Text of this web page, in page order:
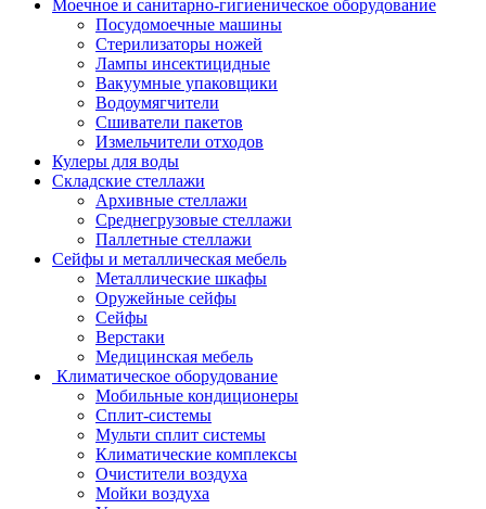
Моечное и санитарно-гигиеническое оборудование
Посудомоечные машины
Стерилизаторы ножей
Лампы инсектицидные
Вакуумные упаковщики
Водоумягчители
Сшиватели пакетов
Измельчители отходов
Кулеры для воды
Складские стеллажи
Архивные стеллажи
Среднегрузовые стеллажи
Паллетные стеллажи
Сейфы и металлическая мебель
Металлические шкафы
Оружейные сейфы
Сейфы
Верстаки
Медицинская мебель
Климатическое оборудование
Мобильные кондиционеры
Сплит-системы
Мульти сплит системы
Климатические комплексы
Очистители воздуха
Мойки воздуха